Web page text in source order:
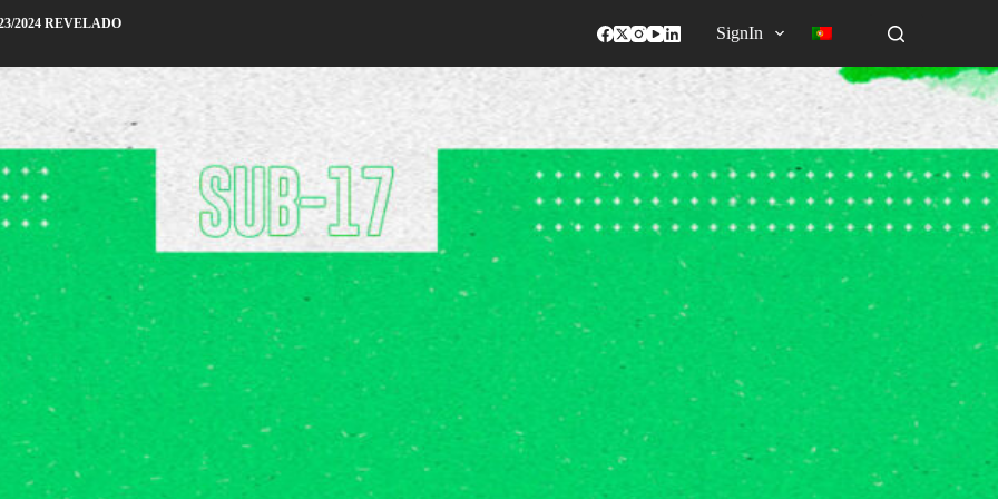
2024 REVELADO
SignIn